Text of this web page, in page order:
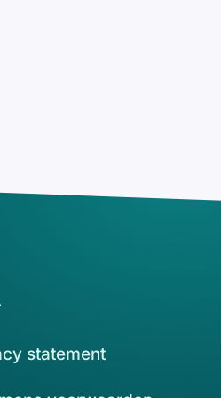
statement